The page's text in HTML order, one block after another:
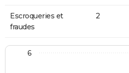
Escroqueries et
fraudes
2
6